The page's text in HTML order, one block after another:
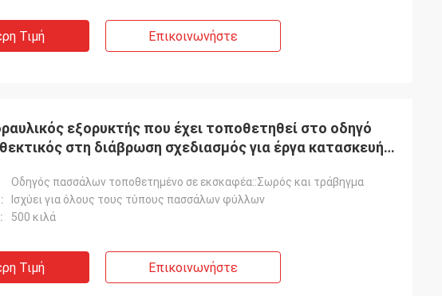
Τιμή Επικοινωνήστε
εξορυκτής που έχει τοποθετηθεί στο οδηγό
στη διάβρωση σχεδιασμός για έργα κατασκευής
Οδηγός πασσάλων τοποθετημένο σε εκσκαφέα::Σωρός και τράβηγμα
Ισχύει για όλους τους τύπους πασσάλων φύλλων
500 κιλά
Τιμή Επικοινωνήστε